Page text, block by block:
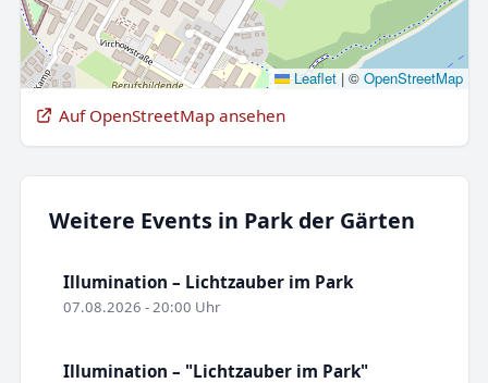
Leaflet |© OpenStreetMap
Auf OpenStreetMap ansehen
Weitere Events in Park der Gärten
Illumination – Lichtzauber im Park
07.08.2026 - 20:00 Uhr
Illumination – "Lichtzauber im Park"